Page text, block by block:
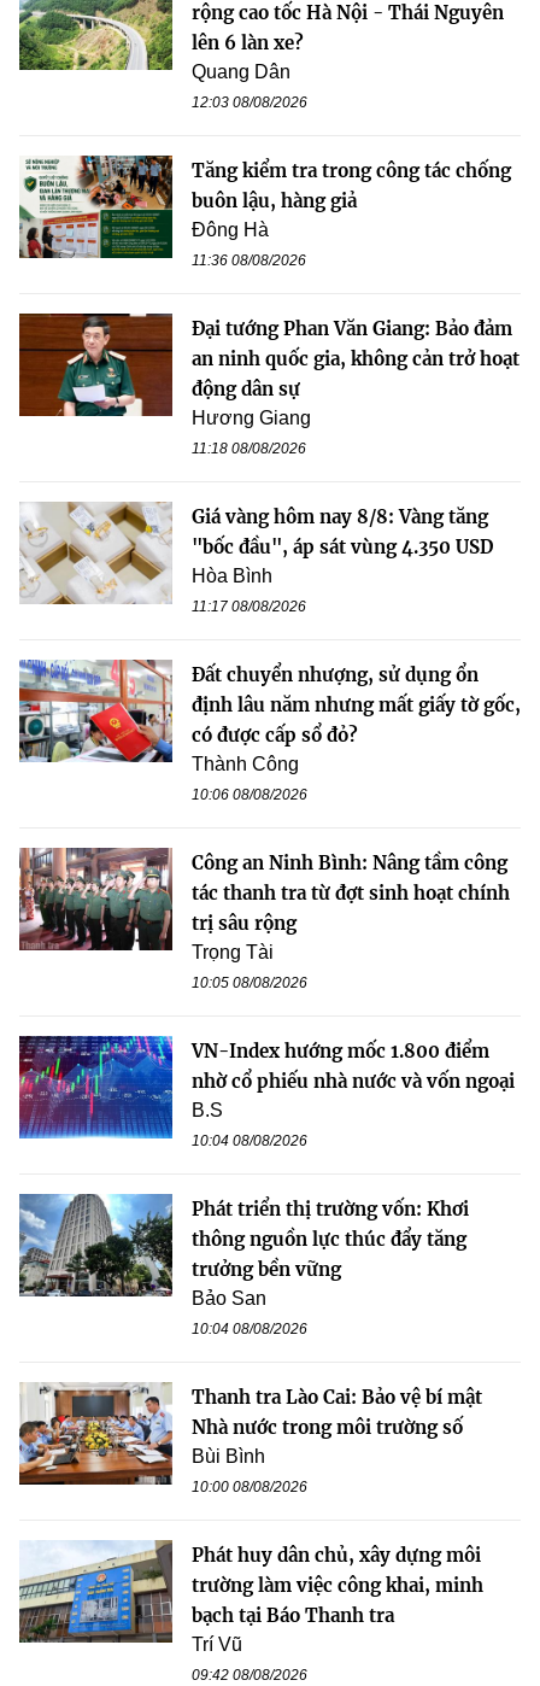
rộng cao tốc Hà Nội - Thái Nguyên
lên 6 làn xe?
Quang Dân
12:03 08/08/2026
Tăng kiểm tra trong công tác chống
buôn lậu, hàng giả
Đông Hà
11:36 08/08/2026
Đại tướng Phan Văn Giang: Bảo đảm
an ninh quốc gia, không cản trở hoạt
động dân sự
Hương Giang
11:18 08/08/2026
Giá vàng hôm nay 8/8: Vàng tăng
"bốc đầu", áp sát vùng 4.350 USD
Hòa Bình
11:17 08/08/2026
Đất chuyển nhượng, sử dụng ổn
định lâu năm nhưng mất giấy tờ gốc,
có được cấp sổ đỏ?
Thành Công
10:06 08/08/2026
Công an Ninh Bình: Nâng tầm công
tác thanh tra từ đợt sinh hoạt chính
trị sâu rộng
Trọng Tài
10:05 08/08/2026
VN-Index hướng mốc 1.800 điểm
nhờ cổ phiếu nhà nước và vốn ngoại
B.S
10:04 08/08/2026
Phát triển thị trường vốn: Khơi
thông nguồn lực thúc đẩy tăng
trưởng bền vững
Bảo San
10:04 08/08/2026
Thanh tra Lào Cai: Bảo vệ bí mật
Nhà nước trong môi trường số
Bùi Bình
10:00 08/08/2026
Phát huy dân chủ, xây dựng môi
trường làm việc công khai, minh
bạch tại Báo Thanh tra
Trí Vũ
09:42 08/08/2026